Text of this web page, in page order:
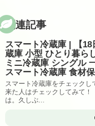
関連記事
スマート冷蔵庫 | 【
蔵庫 小型 ひとり暮ら
ミニ冷蔵庫 シングル
スマート冷蔵庫 食材
スマート冷蔵庫をチェックし
来た人はチェックしてみて
は。久しぶ...